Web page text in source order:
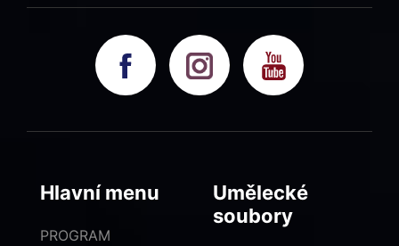
Hlavní menu
PROGRAM
Umělecké
soubory